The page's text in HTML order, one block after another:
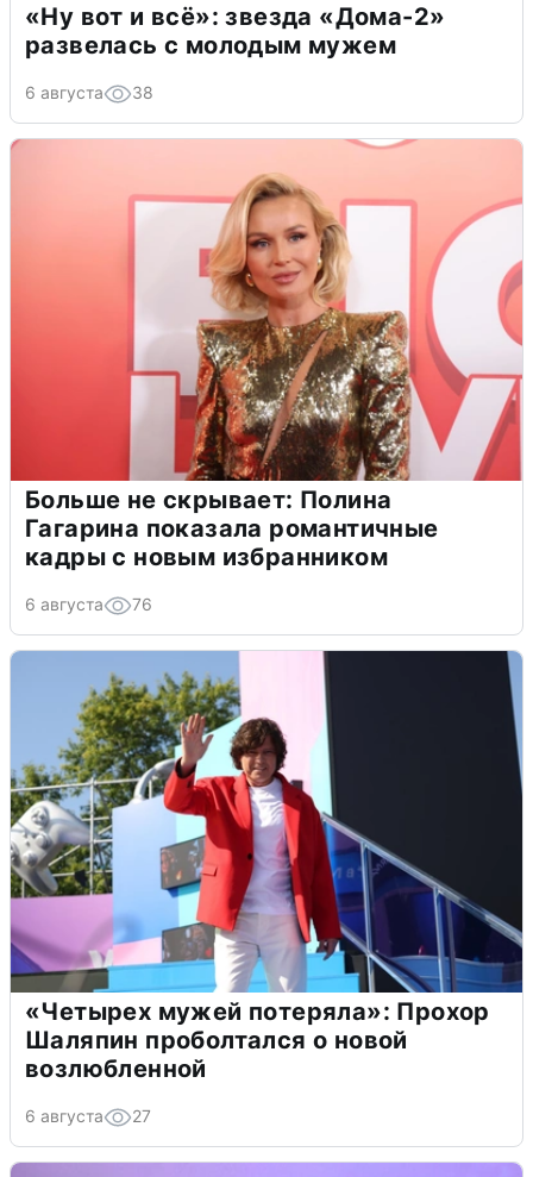
«Ну вот и всё»: звезда «Дома-2»
развелась с молодым мужем
6 августа 38
Больше не скрывает: Полина
Гагарина показала романтичные
кадры с новым избранником
6 августа 76
«Четырех мужей потеряла»: Прохор
Шаляпин проболтался о новой
возлюбленной
6 августа 27